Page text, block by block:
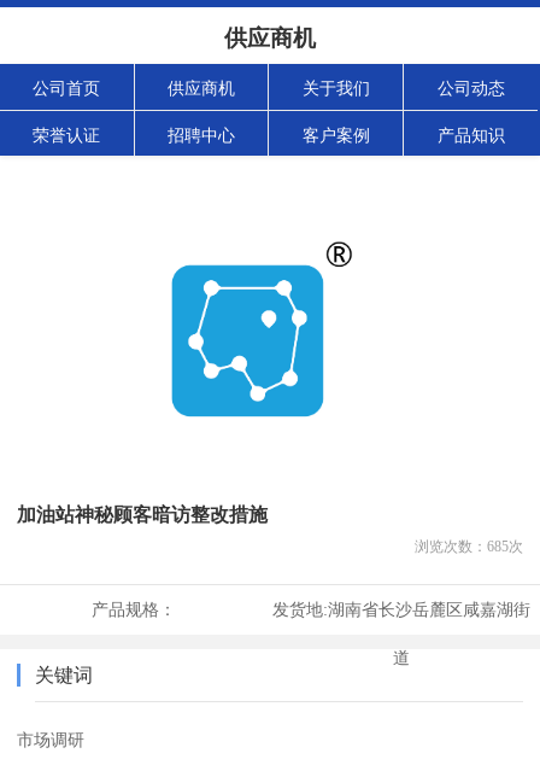
供应商机
公司首页 供应商机 关于我们 公司动态
荣誉认证 招聘中心 客户案例 产品知识
加油站神秘顾客暗访整改措施
浏览次数： 685次
产品规格： 发货地:湖南省长沙岳麓区咸嘉湖街
道
关键词
市场调研